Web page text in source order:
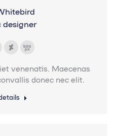
designer
venenatis. Maecenas
donec nec elit.
Deviantart
500px